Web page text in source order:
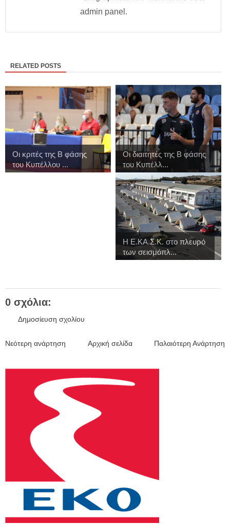
admin panel.
RELATED POSTS
Οι κριτές της Β φάσης
του Κυπέλλου ...
Οι διαιτητές της Β φάσης
του Κυπέλλ...
Η Ε.ΚΑ.Σ.Κ. στο πλευρό
των σεισμόπλ...
0 σχόλια:
Δημοσίευση σχολίου
Νεότερη ανάρτηση Παλαιότερη Ανάρτηση
Αρχική σελίδα